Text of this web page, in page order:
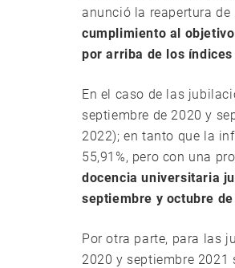
anunció la reapertura
cumplimiento al
por arriba de los
En el caso de las
septiembre de 2020 y
2022); en tanto que la
55,91%, pero con una
docencia universitaria
septiembre y octubre de
Por otra parte, para las
2020 y septiembre 2021